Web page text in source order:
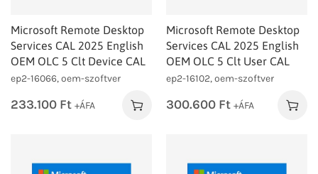
Microsoft Remote Desktop
Services CAL 2025 English
OEM OLC 5 Clt Device CAL
ep2-16066, oem-szoftver
233.100 Ft +ÁFA
Microsoft Remote Desktop
Services CAL 2025 English
OEM OLC 5 Clt User CAL
ep2-16102, oem-szoftver
300.600 Ft +ÁFA